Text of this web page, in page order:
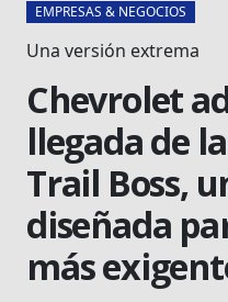
EMPRESAS & NEGOCIOS
Una versión extrema
Chevrolet
llegada de
Trail Boss,
diseñada
más